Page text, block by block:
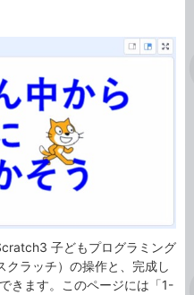
子どもプログラミング
ラッチ）の操作と、完成し
きます。このページには「1-